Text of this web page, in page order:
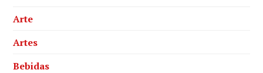
Arte
Artes
Bebidas